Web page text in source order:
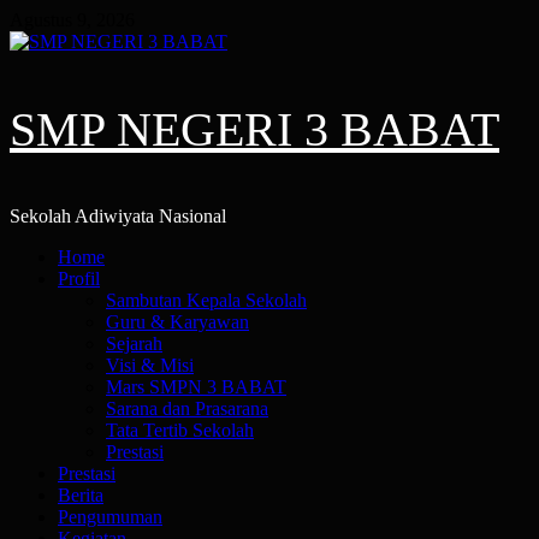
to
SMP NEGERI 3 BABAT
Sekolah Adiwiyata Nasional
PrimaryHome
Profil
Sambutan Kepala Sekolah
Guru & Karyawan
Sejarah
Visi & Misi
Mars SMPN 3 BABAT
Sarana dan Prasarana
Tata Tertib Sekolah
Prestasi
Prestasi
Berita
Pengumuman